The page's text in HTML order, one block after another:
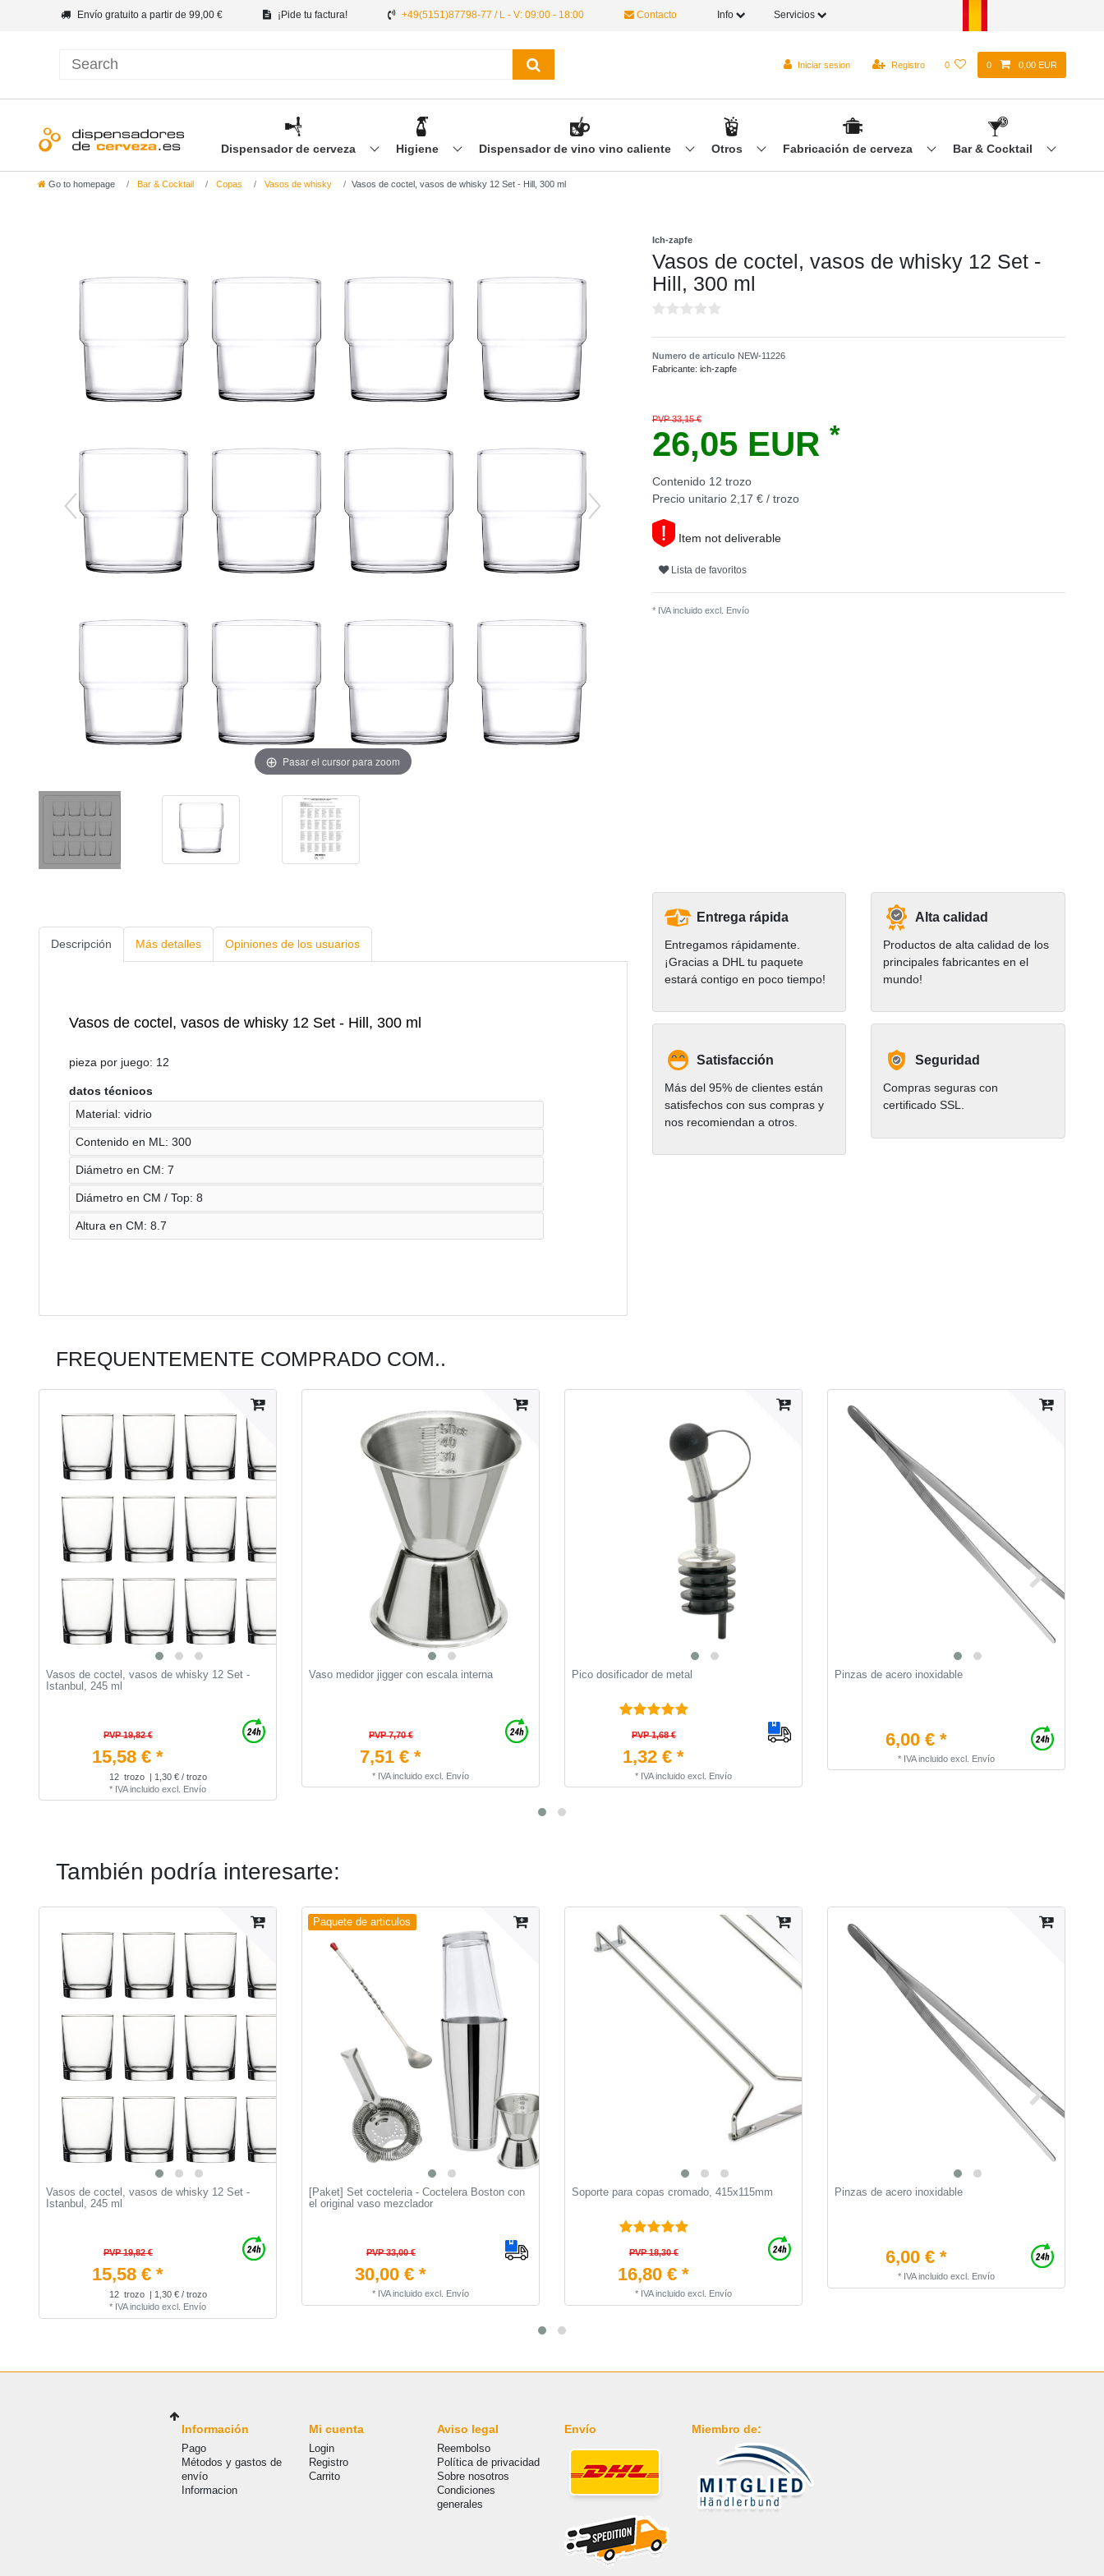
Envío gratuito a partir de 99,00 € ¡Pide tu factura! +49(5151)87798-77 / L - V: 09:00 - 18:00 Contacto Info Servicios
Iniciar sesion Registro 0 0 0,00 EUR
Dispensador de cerveza Higiene Dispensador de vino vino caliente Otros Fabricación de cerveza Bar & Cocktail
Go to homepage Bar & Cocktail Copas Vasos de whisky Vasos de coctel, vasos de whisky 12 Set - Hill, 300 ml
Pasar el cursor para zoom
Ich-zapfe
Vasos de coctel, vasos de whisky 12 Set -
Hill, 300 ml
Numero de articulo NEW-11226
Fabricante: ich-zapfe
PVP 33,15 €
26,05 EUR *
Contenido 12 trozo
Precio unitario 2,17 € / trozo
Item not deliverable
Lista de favoritos
* IVA incluido excl. Envío
Descripción Más detalles Opiniones de los usuarios
Vasos de coctel, vasos de whisky 12 Set - Hill, 300 ml
pieza por juego: 12
datos técnicos
Material: vidrio
Contenido en ML: 300
Diámetro en CM: 7
Diámetro en CM / Top: 8
Altura en CM: 8.7
Entrega rápida
Entregamos rápidamente.
¡Gracias a DHL tu paquete
estará contigo en poco tiempo!
Alta calidad
Productos de alta calidad de los
principales fabricantes en el
mundo!
Satisfacción
Más del 95% de clientes están
satisfechos con sus compras y
nos recomiendan a otros.
Seguridad
Compras seguras con
certificado SSL.
FREQUENTEMENTE COMPRADO COM..
Vasos de coctel, vasos de whisky 12 Set -
Istanbul, 245 ml
PVP 19,82 €
15,58 € *
12 trozo
| 1,30 € / trozo
* IVA incluido excl. Envío
Vaso medidor jigger con escala interna
PVP 7,70 €
7,51 € *
* IVA incluido excl. Envío
Pico dosificador de metal
PVP 1,68 €
1,32 € *
* IVA incluido excl. Envío
Pinzas de acero inoxidable
6,00 € *
* IVA incluido excl. Envío
También podría interesarte:
Vasos de coctel, vasos de whisky 12 Set -
Istanbul, 245 ml
PVP 19,82 €
15,58 € *
12 trozo
| 1,30 € / trozo
* IVA incluido excl. Envío
Paquete de articulos
[Paket] Set cocteleria - Coctelera Boston con
el original vaso mezclador
PVP 33,00 €
30,00 € *
* IVA incluido excl. Envío
Soporte para copas cromado, 415x115mm
PVP 18,30 €
16,80 € *
* IVA incluido excl. Envío
Pinzas de acero inoxidable
6,00 € *
* IVA incluido excl. Envío
Información
Pago
Métodos y gastos de
envío
Informacion
Mi cuenta
Login
Registro
Carrito
Aviso legal
Reembolso
Política de privacidad
Sobre nosotros
Condiciones
generales
Envío Miembro de: